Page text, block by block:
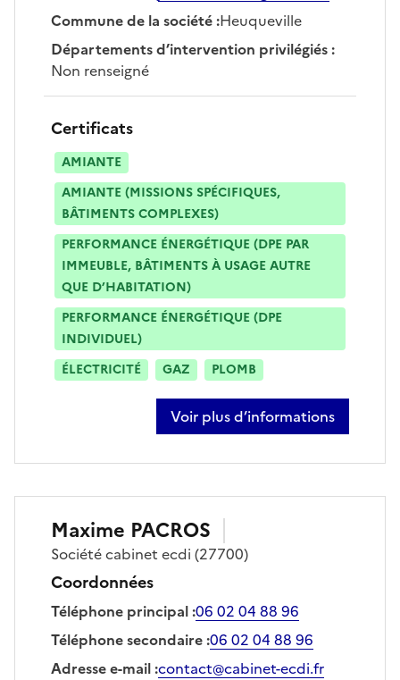
Commune de la société:Heuqueville
Départements d’intervention privilégiés:
Non renseigné
Certificats
AMIANTE
AMIANTE (MISSIONS SPÉCIFIQUES,
BÂTIMENTS COMPLEXES)
PERFORMANCE ÉNERGÉTIQUE (DPE PAR
IMMEUBLE, BÂTIMENTS À USAGE AUTRE
QUE D’HABITATION)
PERFORMANCE ÉNERGÉTIQUE (DPE
INDIVIDUEL)
ÉLECTRICITÉ
GAZ PLOMB
Voir plus d’informations
sur jean-charles dourdou
Maxime PACROS
Sociétécabinet ecdi (27700)
Coordonnées
Téléphone principal:06 02 04 88 96
Téléphone secondaire:06 02 04 88 96
Adresse e-mail:contact@cabinet-ecdi.fr